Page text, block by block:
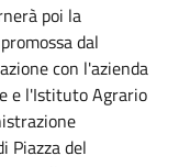
poi la
dal
con l'azienda
e l'Istituto Agrario
Piazza del